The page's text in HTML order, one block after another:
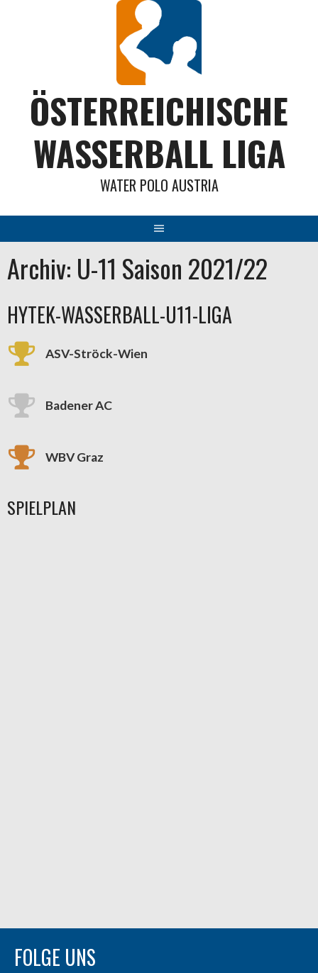
ÖSTERREICHISCHE
WASSERBALL LIGA
WATER POLO AUSTRIA
Archiv: U-11 Saison 2021/22
HYTEK-WASSERBALL-U11-LIGA
ASV-Ströck-Wien
Badener AC
WBV Graz
SPIELPLAN
FOLGE UNS